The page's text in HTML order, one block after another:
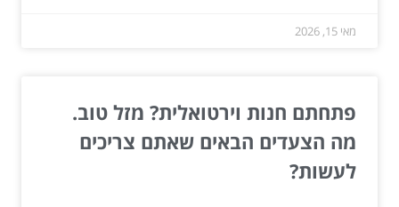
מאי 15, 2026
פתחתם חנות וירטואלית? מזל טוב.
מה הצעדים הבאים שאתם צריכים
לעשות?